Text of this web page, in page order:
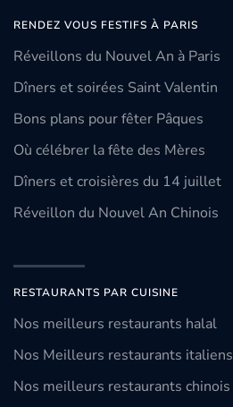
RENDEZ VOUS FESTIFS À PARIS
Réveillons du Nouvel An à Paris
Dîners et soirées Saint Valentin
Bons plans pour fêter Pâques
Où célébrer la fête des Mères
Dîners et croisières du 14 juillet
Réveillon du Nouvel An Chinois
RESTAURANTS PAR CUISINE
Nos meilleurs restaurants halal
Nos Meilleurs restaurants italiens
Nos meilleurs restaurants chinois